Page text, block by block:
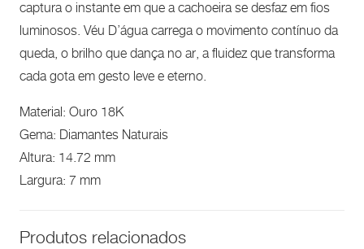
captura o instante em que a cachoeira se desfaz em fios
luminosos. Véu D’água carrega o movimento contínuo da
queda, o brilho que dança no ar, a fluidez que transforma
cada gota em gesto leve e eterno.
Material: Ouro 18K
Gema: Diamantes Naturais
Altura: 14.72 mm
Largura: 7 mm
Produtos relacionados